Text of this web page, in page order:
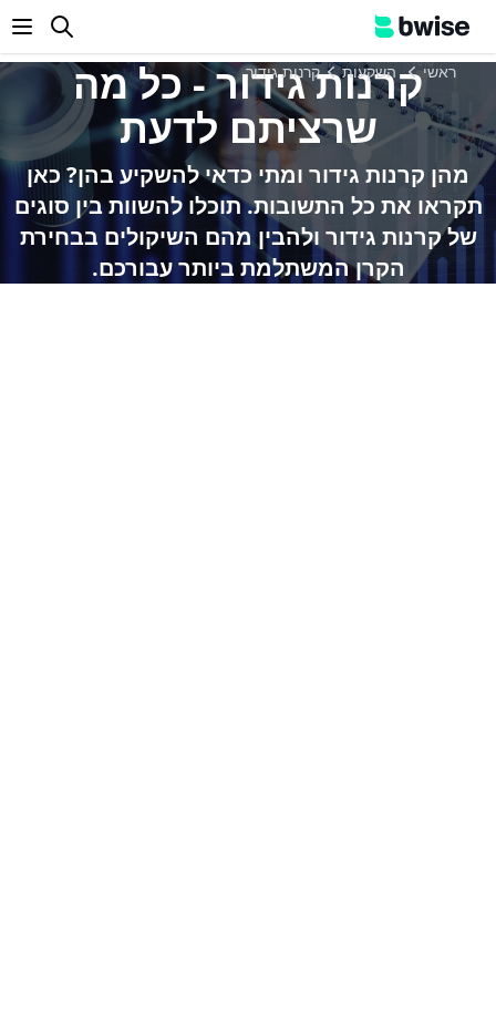
ראשי השקעות קרנות גידור
קרנות גידור - כל מה
שרציתם לדעת
מהן קרנות גידור ומתי כדאי להשקיע בהן? כאן
תקראו את כל התשובות. תוכלו להשוות בין סוגים
של קרנות גידור ולהבין מהם השיקולים בבחירת
הקרן המשתלמת ביותר עבורכם.